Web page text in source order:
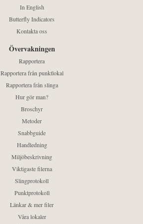
In English
Butterfly Indicators
Kontakta oss
Övervakningen
Rapportera
Rapportera från punktlokal
Rapportera från slinga
Hur gör man?
Broschyr
Metoder
Snabbguide
Handledning
Miljöbeskrivning
Viktigaste filerna
Slingprotokoll
Punktprotokoll
Länkar & mer filer
Våra lokaler